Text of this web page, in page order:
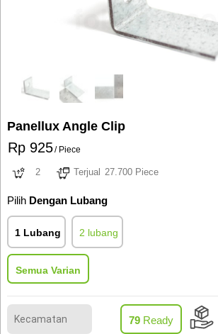
Panellux Angle Clip
Rp 925/ Piece
2 Terjual 27.700 Piece
Pilih Dengan Lubang
1 Lubang 2 lubang
Semua Varian
79 Ready